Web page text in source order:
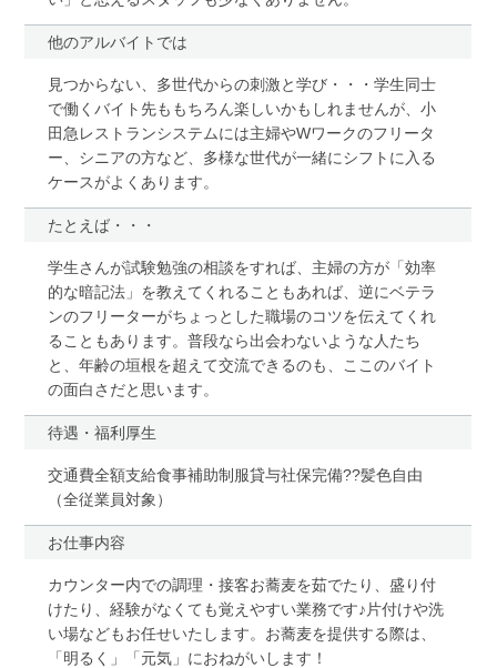
他のアルバイトでは
見つからない、多世代からの刺激と学び・・・学生同士
で働くバイト先ももちろん楽しいかもしれませんが、小
田急レストランシステムには主婦やWワークのフリータ
ー、シニアの方など、多様な世代が一緒にシフトに入る
ケースがよくあります。
たとえば・・・
学生さんが試験勉強の相談をすれば、主婦の方が「効率
的な暗記法」を教えてくれることもあれば、逆にベテラ
ンのフリーターがちょっとした職場のコツを伝えてくれ
ることもあります。普段なら出会わないような人たち
と、年齢の垣根を超えて交流できるのも、ここのバイト
の面白さだと思います。
待遇・福利厚生
交通費全額支給食事補助制服貸与社保完備??髪色自由
（全従業員対象）
お仕事内容
カウンター内での調理・接客お蕎麦を茹でたり、盛り付
けたり、経験がなくても覚えやすい業務です♪片付けや洗
い場などもお任せいたします。お蕎麦を提供する際は、
「明るく」「元気」におねがいします！